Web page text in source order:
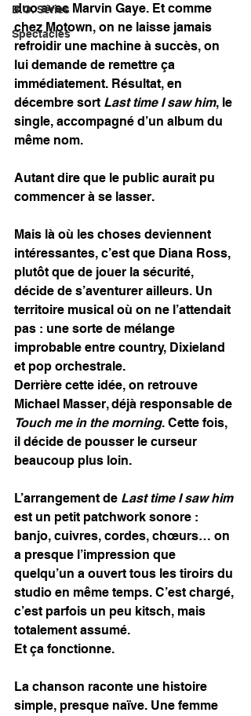
B.O. Séries
Spectacles
duo avec Marvin Gaye. Et comme
chez Motown, on ne laisse jamais
refroidir une machine à succès, on
lui demande de remettre ça
immédiatement. Résultat, en
décembre sort Last time I saw him, le
single, accompagné d’un album du
même nom.
Autant dire que le public aurait pu
commencer à se lasser.
Mais là où les choses deviennent
intéressantes, c’est que Diana Ross,
plutôt que de jouer la sécurité,
décide de s’aventurer ailleurs. Un
territoire musical où on ne l’attendait
pas : une sorte de mélange
improbable entre country, Dixieland
et pop orchestrale.
Derrière cette idée, on retrouve
Michael Masser, déjà responsable de
Touch me in the morning. Cette fois,
il décide de pousser le curseur
beaucoup plus loin.
L’arrangement de Last time I saw him
est un petit patchwork sonore :
banjo, cuivres, cordes, chœurs… on
a presque l’impression que
quelqu’un a ouvert tous les tiroirs du
studio en même temps. C’est chargé,
c’est parfois un peu kitsch, mais
totalement assumé.
Et ça fonctionne.
La chanson raconte une histoire
simple, presque naïve. Une femme